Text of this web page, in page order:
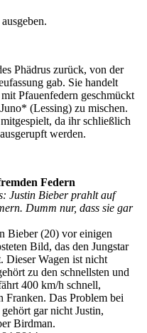
Phädrus zurück, von der
gab. Sie handelt
Pfauenfedern geschmückt
(Lessing) zu mischen.
da ihr schließlich
werden.
Federn
Justin Bieber prahlt auf
Dumm nur, dass sie gar
Bieber (20) vor einigen
Bild, das den Jungstar
Dieser Wagen ist nicht
zu den schnellsten und
400 km/h schnell,
Das Problem bei
gar nicht Justin,
Birdman.